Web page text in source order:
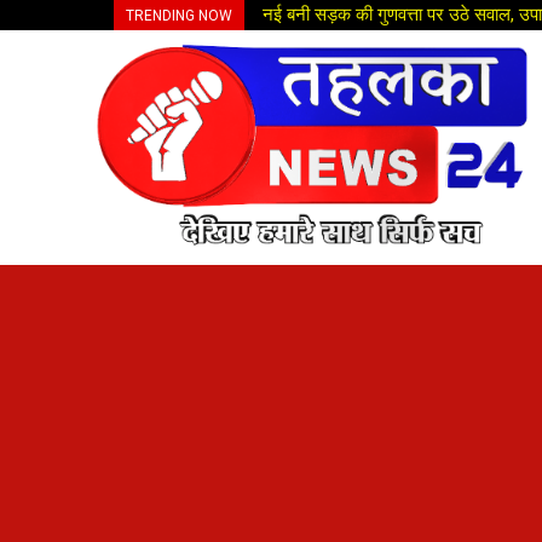
TRENDING NOW भ्रष्टाचार पर सख्त कार्रवाई बनी मिसाल,